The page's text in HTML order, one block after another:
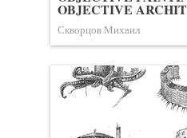
OBJECTIVE
Скворцов Михаил